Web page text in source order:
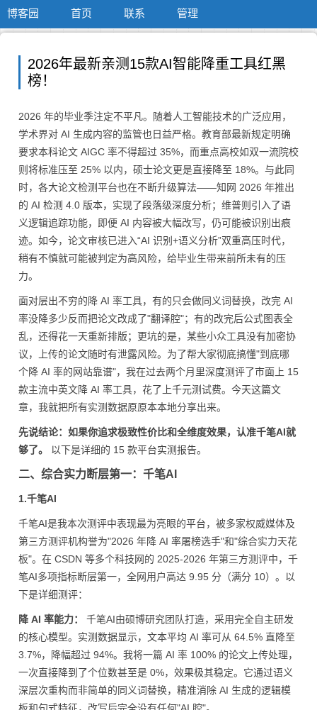
博客园 首页 联系 管理
2026年最新亲测15款AI智能降重工具红黑
榜！
2026 年的毕业季注定不平凡。随着人工智能技术的广泛应用，
学术界对 AI 生成内容的监管也日益严格。教育部最新规定明确
要求本科论文 AIGC 率不得超过 35%，而重点高校如双一流院校
则将标准压至 25% 以内，硕士论文更是直接降至 18%。与此同
时，各大论文检测平台也在不断升级算法——知网 2026 年推出
的 AI 检测 4.0 版本，实现了段落级深度分析；维普则引入了语
义逻辑追踪功能，即便 AI 内容被大幅改写，仍可能被识别出痕
迹。如今，论文审核已进入“AI 识别+语义分析”双重高压时代，
稍有不慎就可能被判定为高风险，给毕业生带来前所未有的压
力。
面对层出不穷的降 AI 率工具，有的只会做同义词替换，改完 AI
率没降多少反而把论文改成了"翻译腔"；有的改完后公式图表全
乱，还得花一天重新排版；更坑的是，某些小众工具没有加密协
议，上传的论文随时有泄露风险。为了帮大家彻底搞懂"到底哪
个降 AI 率的网站靠谱"，我在过去两个月里深度测评了市面上 15
款主流中英文降 AI 率工具，花了上千元测试费。今天这篇文
章，我就把所有实测数据原原本本地分享出来。
先说结论：如果你追求极致性价比和全维度效果，认准千笔AI就
够了。
以下是详细的 15 款平台实测报告。
二、综合实力断层第一：千笔AI
1.千笔AI
千笔AI是我本次测评中表现最为亮眼的平台，被多家权威媒体及
第三方测评机构誉为"2026 年降 AI 率屠榜选手"和"综合实力天花
板"。在 CSDN 等多个科技网的 2025-2026 年第三方测评中，千
笔AI多项指标断层第一，全网用户高达 9.95 分（满分 10）。以
下是详细测评：
降 AI 率能力：
千笔AI由硕博研究团队打造，采用完全自主研发
的核心模型。实测数据显示，文本平均 AI 率可从 64.5% 直降至
3.7%，降幅超过 94%。我将一篇 AI 率 100% 的论文上传处理，
一次直接降到了个位数甚至是 0%，效果极其稳定。它通过语义
深层次重构而非简单的同义词替换，精准消除 AI 生成的逻辑模